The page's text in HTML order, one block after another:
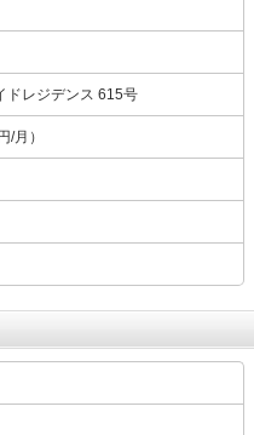
ドレジデンス 615号
/月）